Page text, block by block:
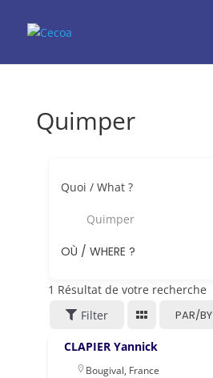
Quimper
Quoi / What ?
Quimper
OÙ / WHERE ?
1 Résultat de votre recherche
Filter
PAR/BY
CLAPIER Yannick
Bougival, France